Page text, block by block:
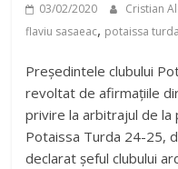
03/02/2020 Cristian
flaviu sasaeac, potaissa turda
Președintele clubului
revoltat de afirmațiile
privire la arbitrajul de la
Potaissa Turda 24-25,
declarat șeful clubului